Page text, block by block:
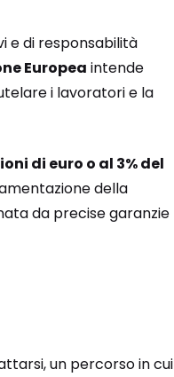
e di responsabilità
Europea intende
i lavoratori e la
di euro o al 3% del
della
da precise garanzie
un percorso in cui